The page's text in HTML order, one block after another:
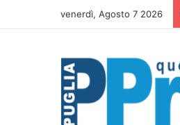
venerdì, Agosto 7 2026